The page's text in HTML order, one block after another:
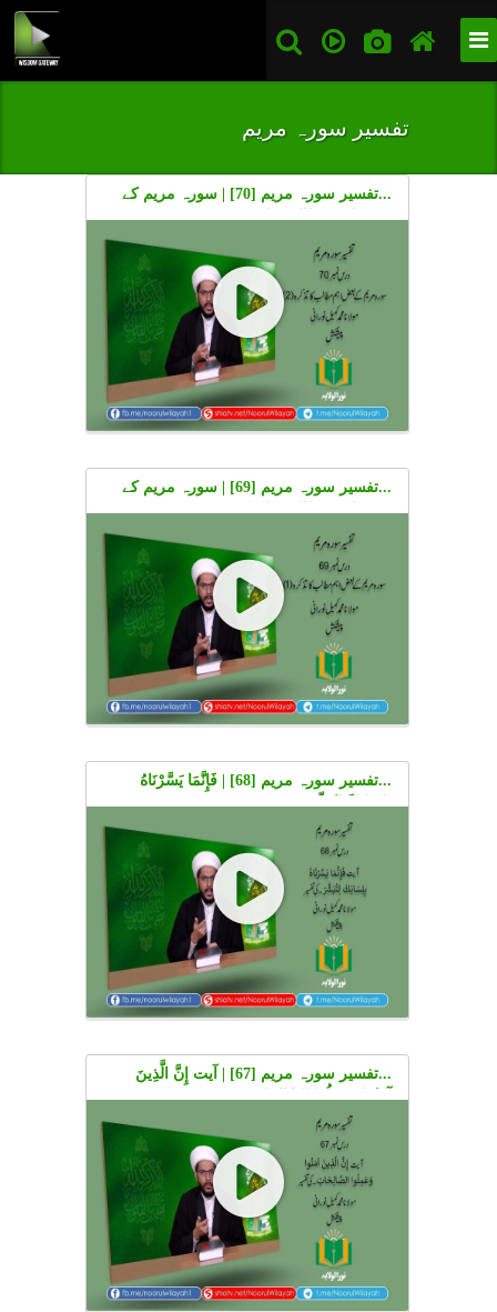
تفسیر سورہ مریم
...تفسیر سورہ مریم [70] | سورہ مریم کے
بعض اہم مطالب کا تذکرہ (2) | Urdu
...تفسیر سورہ مریم [69] | سورہ مریم کے
بعض اہم مطالب کا تذکرہ (1) | Urdu
...تفسیر سورہ مریم [68] | فَإِنَّمَا يَسَّرْنَاهُ
بِلِسَانِكَ لِتُبَشِّرَ۔ کی تفسیر | Urdu
...تفسیر سورہ مریم [67] | آیت إِنَّ الَّذِينَ
آمَنُوا وَعَمِلُوا الصَّالِحَاتِ۔ کی تفسیر | Urdu